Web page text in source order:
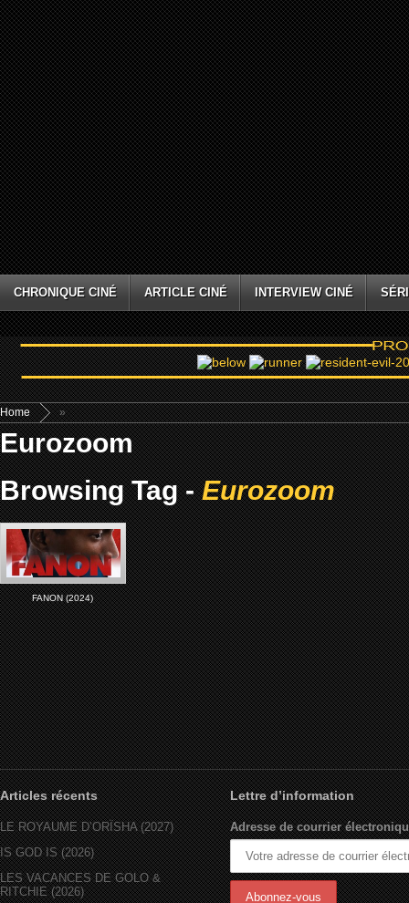
CHRONIQUE CINÉ ARTICLE CINÉ INTERVIEW CINÉ
Home »
Eurozoom
Browsing Tag -Eurozoom
FANON (2024)
Articles récents
LE ROYAUME D’ORÏSHA (2027)
IS GOD IS (2026)
LES VACANCES DE GOLO &
RITCHIE (2026)
Lettre d’information
Adresse de courrier